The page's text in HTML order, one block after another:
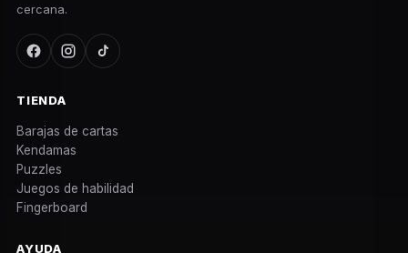
cercana.
TIENDA
Barajas de cartas
Kendamas
Puzzles
Juegos de habilidad
Fingerboard
AYUDA